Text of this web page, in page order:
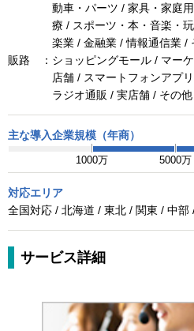
動車・パーツ / 家具・家庭
療 / スポーツ・本・音楽・
楽業 / 金融業 / 情報通信業 /
販路 ： ショッピングモール / マー
店舗 / スマートフォンアプ
ラジオ通販 / 実店舗 / その他
主な導入企業規模（年商）
1000万 5000万
対応エリア
全国対応 / 北海道 / 東北 / 関東 / 中部
サービス詳細